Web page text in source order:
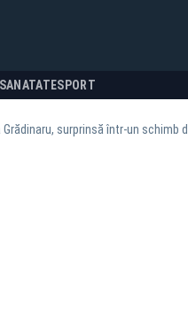
SANATATESPORT
Grădinaru, surprinsă într-un schimb